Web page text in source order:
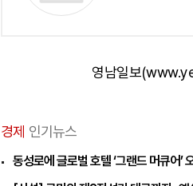
영남일보
경제 인기뉴스
동성로에 글로벌 호텔 ‘그랜드 머큐어